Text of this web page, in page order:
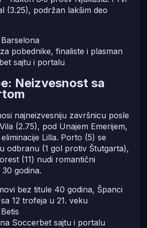
(3.25), podržan lakšim deo
pobednike, finaliste i plasman
sajtu i portalu
Neizvesnost sa
najneizvesniju završnicu posle
(2.75), pod Unajem Emerijem,
Lilla. Porto (5) se
odbranu (1 gol protiv Štutgarta),
(11) nudi romantični
godina.
bez titule 40 godina, Španci
12 trofeja u 21. veku
Soccerbet sajtu i portalu